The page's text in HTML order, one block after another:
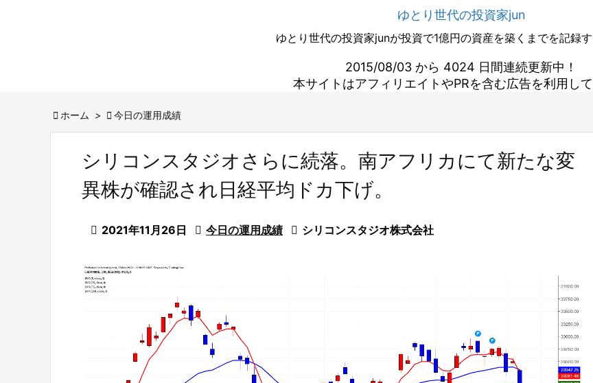
ゆとり世代の投資家jun
ゆとり世代の投資家junが投資で1億円の資産を築くまでを記録す
2015/08/03 から 4024 日間連続更新中！
本サイトはアフィリエイトやPRを含む広告を利用し
 ホーム >  今日の運用成績
シリコンスタジオさらに続落。南アフリカにて新たな変
異株が確認され日経平均ドカ下げ。
 2021年11月26日  今日の運用成績  シリコンスタジオ株式会社